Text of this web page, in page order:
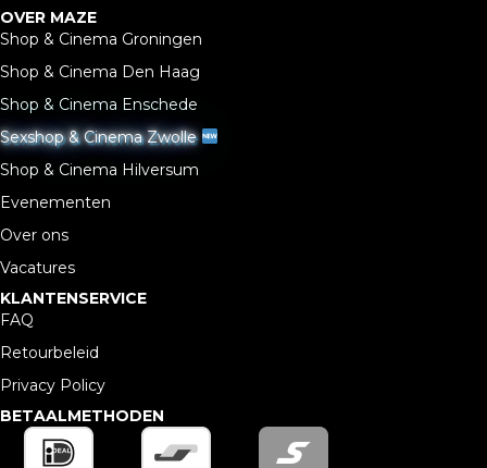
OVER MAZE
Shop & Cinema Groningen
Shop & Cinema Den Haag
Shop & Cinema Enschede
Sexshop & Cinema Zwolle
Shop & Cinema Hilversum
Evenementen
Over ons
Vacatures
KLANTENSERVICE
FAQ
Retourbeleid
Privacy Policy
BETAALMETHODEN